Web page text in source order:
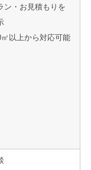
ン・お見積もりを
以上から対応可能